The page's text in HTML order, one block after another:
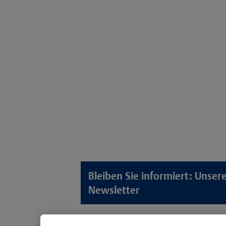
Bleiben Sie informiert:
Newsletter